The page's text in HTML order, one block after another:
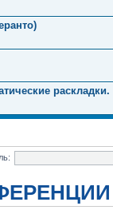
раскладки.